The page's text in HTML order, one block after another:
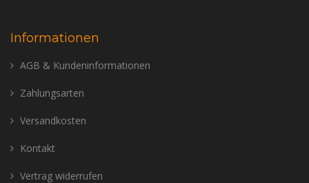
Informationen
AGB & Kundeninformationen
Zahlungsarten
Versandkosten
Kontakt
Vertrag widerrufen